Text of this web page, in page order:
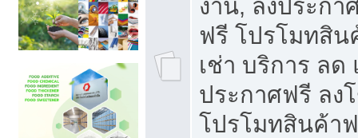
งาน, ลงประก
ฟรี โปรโมทสิ
เช่า บริการ ลด
ประกาศฟรี ล
โปรโมทสินค้า